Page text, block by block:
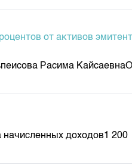
от активов
Расима
доходов1 200